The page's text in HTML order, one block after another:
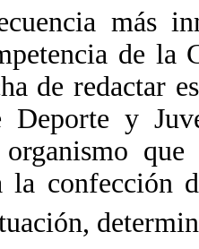
más
de la
de redactar
Deporte y
la confección